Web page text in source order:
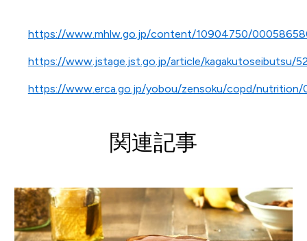
https://www.mhlw.go.jp/content/10904750/
https://www.jstage.jst.go.jp/article/kagakutoseibutsu/
https://www.erca.go.jp/yobou/zensoku/copd/nutrition/
関連記事